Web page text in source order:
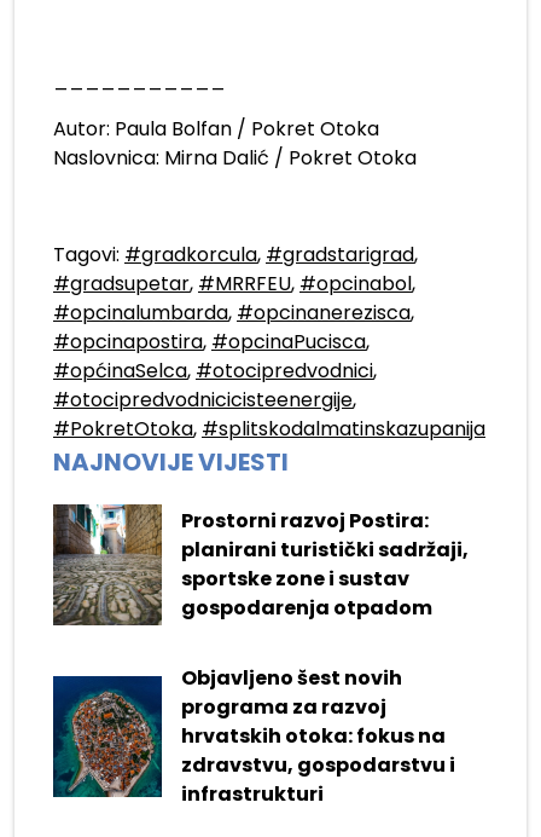
Autor: Paula Bolfan / Pokret Otoka
Naslovnica: Mirna Dalić / Pokret Otoka
Tagovi: #gradkorcula, #gradstarigrad,
#gradsupetar, #MRRFEU, #opcinabol,
#opcinalumbarda, #opcinanerezisca,
#opcinapostira, #opcinaPucisca,
#općinaSelca, #otocipredvodnici,
#otocipredvodnicicisteenergije,
#PokretOtoka, #splitskodalmatinskazupanija
NAJNOVIJE VIJESTI
Prostorni razvoj Postira:
planirani turistički sadržaji,
sportske zone i sustav
gospodarenja otpadom
Objavljeno šest novih
programa za razvoj
hrvatskih otoka: fokus na
zdravstvu, gospodarstvu i
infrastrukturi